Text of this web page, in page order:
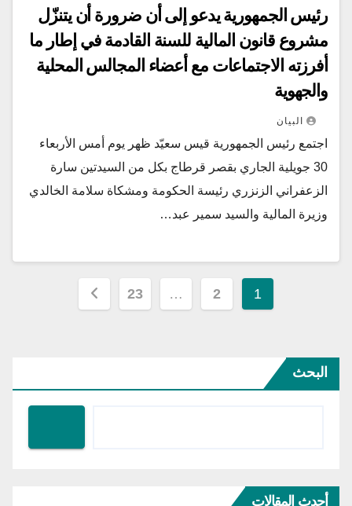
رئيس الجمهورية يدعو إلى أن ضرورة أن يتنزّل
مشروع قانون المالية للسنة القادمة في إطار ما
أفرزته الاجتماعات مع أعضاء المجالس المحلية
والجهوية
البيان
اجتمع رئيس الجمهورية قيس سعيّد ظهر يوم أمس الأربعاء
30 جويلية الجاري بقصر قرطاج بكل من السيدتين سارة
الزعفراني الزنزري رئيسة الحكومة ومشكاة سلامة الخالدي
وزيرة المالية والسيد سمير عبد…
تعدد
1
2
…
23
البحث
أحدث المقالات